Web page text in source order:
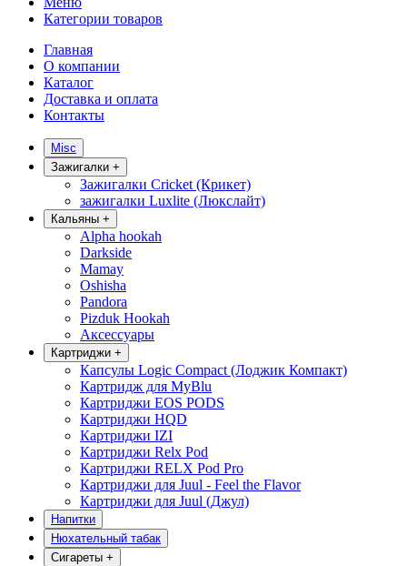
Категории товаров
Главная
О компании
Каталог
Доставка и оплата
Контакты
Misc
Зажигалки +
Зажигалки Cricket (Крикет)
зажигалки Luxlite (Люкслайт)
Кальяны +
Alpha hookah
Darkside
Mamay
Oshisha
Pandora
Pizduk Hookah
Аксессуары
Картриджи +
Капсулы Logic Compact (Лоджик Компакт)
Картридж для MyBlu
Картриджи EOS PODS
Картриджи HQD
Картриджи IZI
Картриджи Relx Pod
Картриджи RELX Pod Pro
Картриджи для Juul - Feel the Flavor
Картриджи для Juul (Джул)
Напитки
Нюхательный табак
Сигареты +